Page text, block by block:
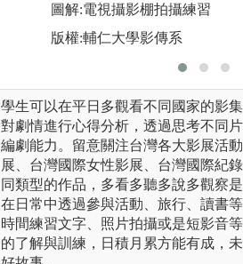
圖解:電視攝影棚拍攝練習
版權:輔仁大學影傳系
學生可以在平日多觀看不同國家的影
對劇情進行心得分析，透過思考不同
編劇能力。留意關注台灣各大影展活
展、台灣國際女性影展、台灣國際紀
同類型的作品，多看多聽多說多觀察
在日常中透過參與活動、旅行、讀書
時間練習文字、照片拍攝或是短影音
的了解與訓練，日積月累方能有成，